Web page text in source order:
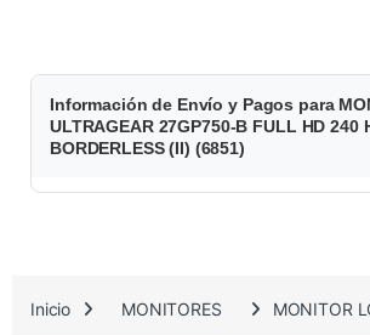
$
6
0
.
Información de Envío y Pagos para
ULTRAGEAR 27GP750-B FULL HD 240
BORDERLESS (II) (6851)
Inicio MONITORES MONITOR